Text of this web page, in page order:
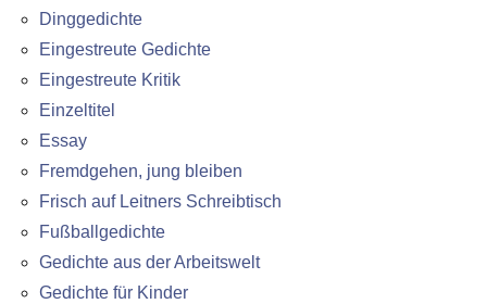
Dinggedichte
Eingestreute Gedichte
Eingestreute Kritik
Einzeltitel
Essay
Fremdgehen, jung bleiben
Frisch auf Leitners Schreibtisch
Fußballgedichte
Gedichte aus der Arbeitswelt
Gedichte für Kinder